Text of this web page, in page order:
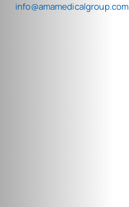
info@amamedicalgroup.com